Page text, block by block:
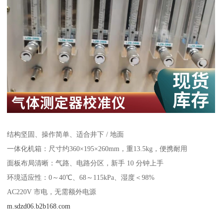
结构坚固、操作简单、适合井下 / 地面
一体化机箱：尺寸约360×195×260mm，重13.5kg，便携耐用
面板布局清晰：气路、电路分区，新手 10 分钟上手
环境适应性：0～40℃、68～115kPa、湿度＜98%
AC220V 市电，无需额外电源
m.sdzd06.b2b168.com